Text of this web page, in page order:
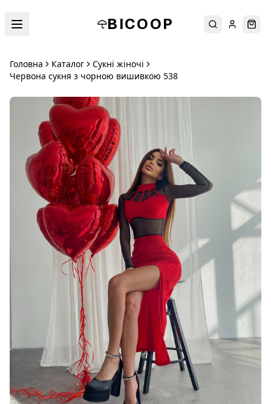
BICOOP ПошукУвійти
Головна Каталог
Сукні жіночі
Червона сукня з чорною вишивкою 538